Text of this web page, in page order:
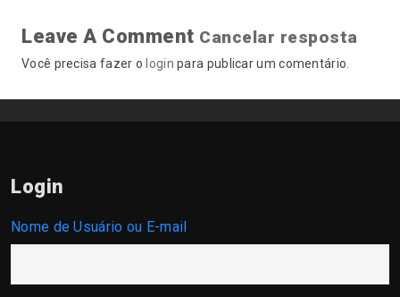
Leave A Comment Cancelar resposta
Você precisa fazer o login para publicar um comentário.
Login
Nome de Usuário ou E-mail